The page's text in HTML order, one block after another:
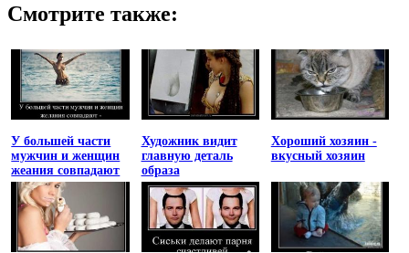
Смотрите также:
У большей части
мужчин и женщин
жеания совпадают
Художник видит
главную деталь
образа
Хороший хозяин -
вкусный хозяин